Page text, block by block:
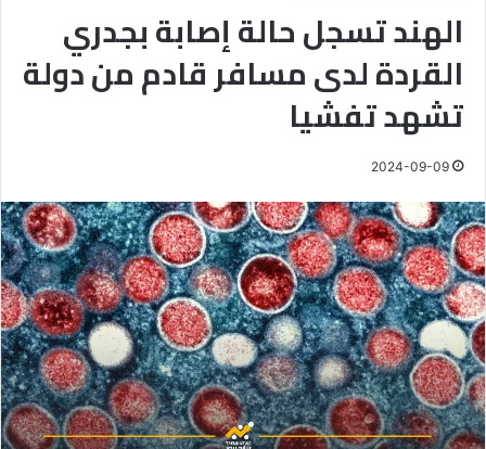
الهند تسجل حالة إصابة بجدري
القردة لدى مسافر قادم من دولة
تشهد تفشيا
2024-09-09